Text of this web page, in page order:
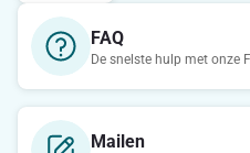
FAQ
De snelste hulp met onze
Mailen